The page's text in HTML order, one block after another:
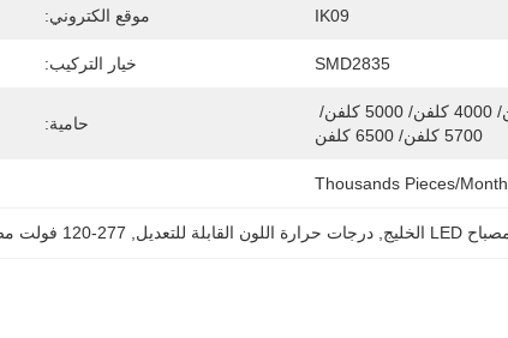
IK09 موقع الكتروني:
SMD2835 خيار التركيب:
5700 كلفن/ 6500 كلفن
حامية:
Thousands Pieces/Month
, درجات حرارة اللون القابلة للتعديل 120-277 فولت مصباح LED الخليج